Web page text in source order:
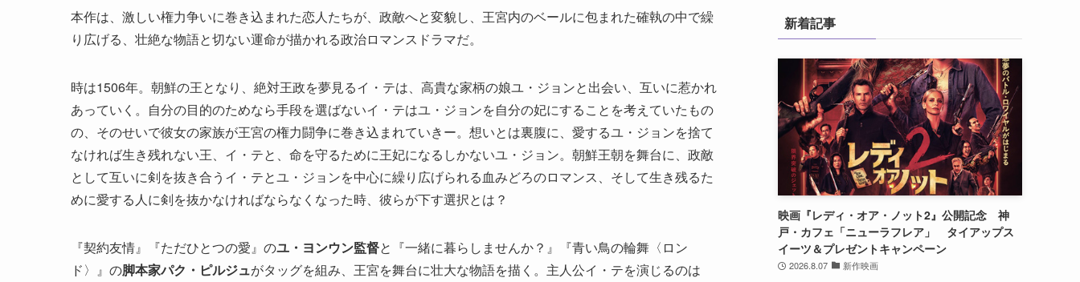
本作は、激しい権力争いに巻き込まれた恋人たちが、政敵へと変貌し、王宮内のベールに包まれた確執の中で繰
り広げる、壮絶な物語と切ない運命が描かれる政治ロマンスドラマだ。
時は1506年。朝鮮の王となり、絶対王政を夢見るイ・テは、高貴な家柄の娘ユ・ジョンと出会い、互いに惹かれ
あっていく。自分の目的のためなら手段を選ばないイ・テはユ・ジョンを自分の妃にすることを考えていたもの
の、そのせいで彼女の家族が王宮の権力闘争に巻き込まれていきー。想いとは裏腹に、愛するユ・ジョンを捨て
なければ生き残れない王、イ・テと、命を守るために王妃になるしかないユ・ジョン。朝鮮王朝を舞台に、政敵
として互いに剣を抜き合うイ・テとユ・ジョンを中心に繰り広げられる血みどろのロマンス、そして生き残るた
めに愛する人に剣を抜かなければならなくなった時、彼らが下す選択とは？
『契約友情』『ただひとつの愛』のユ・ヨンウン監督と『一緒に暮らしませんか？』『青い鳥の輪舞〈ロン
ド〉』の脚本家パク・ピルジュがタッグを組み、王宮を舞台に壮大な物語を描く。主人公イ・テを演じるのは
新着記事
映画『レディ・オア・ノット2』公開記念 神
戸・カフェ「ニューラフレア」 タイアップス
イーツ＆プレゼントキャンペーン
2026.8.07 新作映画